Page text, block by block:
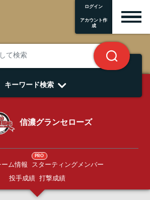
ログイン
アカウント作
成
キーワード検索
信濃グランセローズ
ーム情報
PRO
スターティングメンバー
投手成績 打撃成績